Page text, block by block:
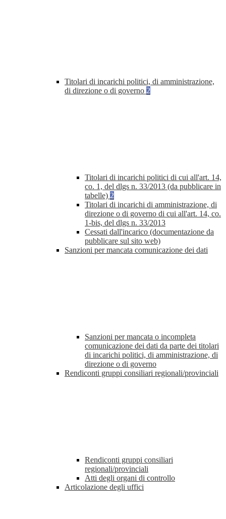
Titolari di incarichi politici, di amministrazione,
di direzione o di governo 2
Titolari di incarichi politici di cui all'art. 14,
co. 1, del dlgs n. 33/2013 (da pubblicare in
tabelle) 2
Titolari di incarichi di amministrazione, di
direzione o di governo di cui all'art. 14, co.
1-bis, del dlgs n. 33/2013
Cessati dall'incarico (documentazione da
pubblicare sul sito web)
Sanzioni per mancata comunicazione dei dati
Sanzioni per mancata o incompleta
comunicazione dei dati da parte dei titolari
di incarichi politici, di amministrazione, di
direzione o di governo
Rendiconti gruppi consiliari regionali/provinciali
Rendiconti gruppi consiliari
regionali/provinciali
Atti degli organi di controllo
Articolazione degli uffici